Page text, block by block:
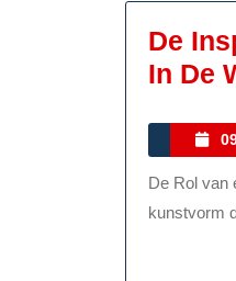
De
In De
De Rol van een Docent Fotografie: Inspireren en Begeleiden in de Wereld van Beelden Fotografie is een
kunstvorm